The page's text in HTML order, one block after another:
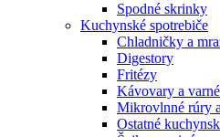
Spodné skrinky
Kuchynské spotrebiče
Chladničky a
Digestory
Fritézy
Kávovary a
Mikrovlnné rúry
Ostatné